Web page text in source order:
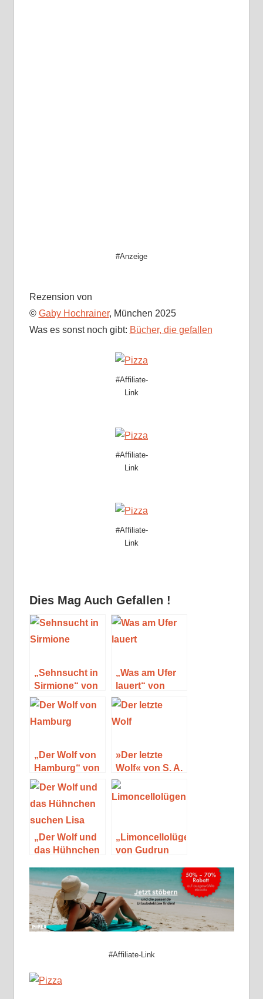
#Anzeige
Rezension von
© Gaby Hochrainer, München 2025
Was es sonst noch gibt: Bücher, die gefallen
#Affiliate-
Link
#Affiliate-
Link
#Affiliate-
Link
Dies Mag Auch Gefallen !
„Sehnsucht in
Sirmione“ von
Claire Stern
„Was am Ufer
lauert“ von
Lenz
Koppelstätter
„Der Wolf von
Hamburg“ von
Jürgen Ehlers
»Der letzte
Wolf« von S. A.
Cosby
„Der Wolf und
das Hühnchen
von Beate
Freitag
„Limoncellolügen“
von Gudrun
#Affiliate-Link